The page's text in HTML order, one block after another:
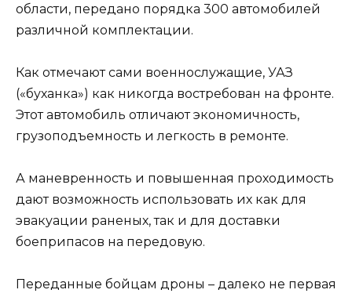
области, передано порядка 300 автомобилей
различной комплектации.
Как отмечают сами военнослужащие, УАЗ
(«буханка») как никогда востребован на фронте.
Этот автомобиль отличают экономичность,
грузоподъемность и легкость в ремонте.
А маневренность и повышенная проходимость
дают возможность использовать их как для
эвакуации раненых, так и для доставки
боеприпасов на передовую.
Переданные бойцам дроны – далеко не первая